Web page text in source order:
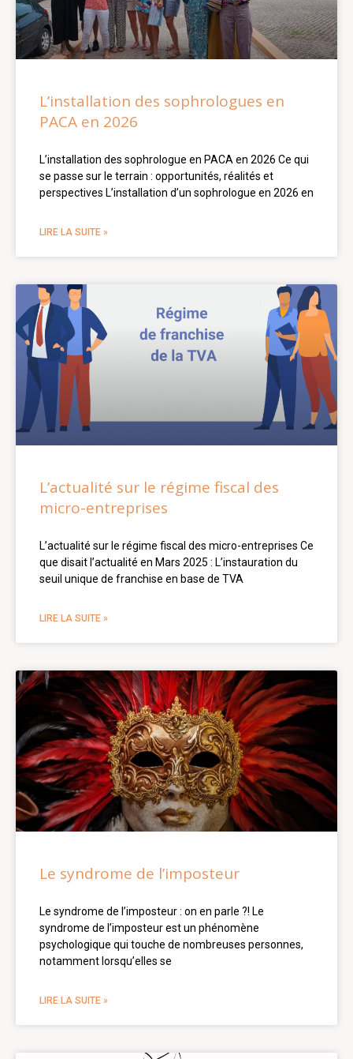
L’installation des sophrologues en
PACA en 2026
L’installation des sophrologue en PACA en 2026 Ce qui
se passe sur le terrain : opportunités, réalités et
perspectives L’installation d’un sophrologue en 2026 en
LIRE LA SUITE »
L’actualité sur le régime fiscal des
micro-entreprises
L’actualité sur le régime fiscal des micro-entreprises Ce
que disait l’actualité en Mars 2025 : L’instauration du
seuil unique de franchise en base de TVA
LIRE LA SUITE »
Le syndrome de l’imposteur
Le syndrome de l’imposteur : on en parle ?! Le
syndrome de l’imposteur est un phénomène
psychologique qui touche de nombreuses personnes,
notamment lorsqu’elles se
LIRE LA SUITE »